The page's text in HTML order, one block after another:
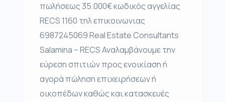
πωλήσεως 35.000€ κωδικός αγγελίας
RECS 1160 τηλ επικοινωνιας
6987245069 Real Estate Consultants
Salamina – RECS Αναλαμβάνουμε την
εύρεση σπιτιών προς ενοικίαση ή
αγορά πώληση επιχειρήσεων ή
οικοπέδων καθώς και κατασκευές